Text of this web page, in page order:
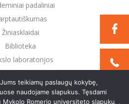
padaliniai
Žiniasklaidai
Biblioteka
laboratorijos
politika
teikiamų paslaugų kokybę,
naudojame slapukus. Tęsdami
Mykolo Romerio universiteto slapukų